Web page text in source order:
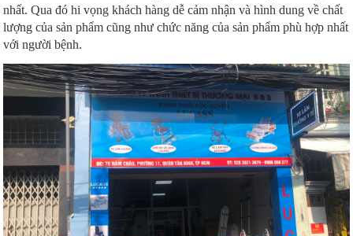
nhất. Qua đó hi vọng khách hàng dễ cảm nhận và hình dung về chất
lượng của sản phẩm cũng như chức năng của sản phẩm phù hợp nhất
với người bệnh.